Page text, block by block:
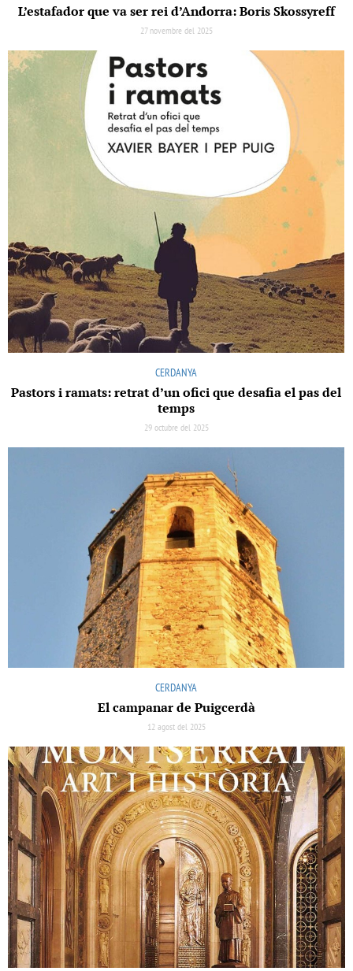
L’estafador que va ser rei d’Andorra: Boris Skossyreff
27 novembre del 2025
CERDANYA
Pastors i ramats: retrat d’un ofici que desafia el pas del
temps
29 octubre del 2025
CERDANYA
El campanar de Puigcerdà
12 agost del 2025